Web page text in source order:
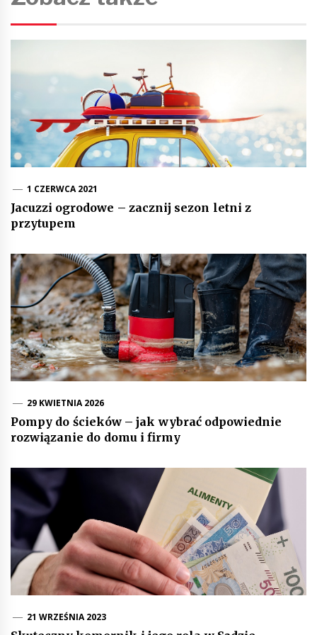
1 CZERWCA 2021
Jacuzzi ogrodowe – zacznij sezon letni z
przytupem
29 KWIETNIA 2026
Pompy do ścieków – jak wybrać odpowiednie
rozwiązanie do domu i firmy
21 WRZEŚNIA 2023